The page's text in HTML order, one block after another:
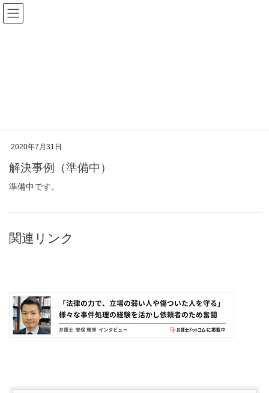
2020年7月31日
解決事例（準備中）
準備中です。
関連リンク